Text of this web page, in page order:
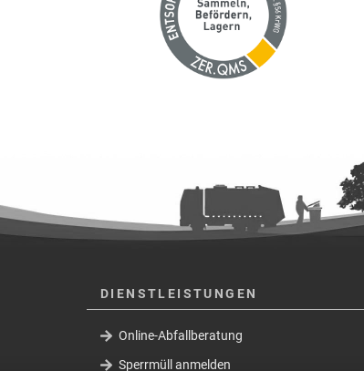
DIENSTLEISTUNGEN
Online-Abfallberatung
Sperrmüll anmelden